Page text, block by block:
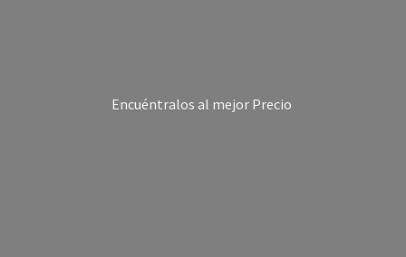
Encuéntralos al mejor Precio